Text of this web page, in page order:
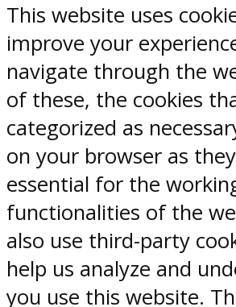
This website uses
improve your
navigate through the
of these, the cookies
categorized as
on your browser as
essential for the
functionalities of the
also use third-party
help us analyze and
you use this website.